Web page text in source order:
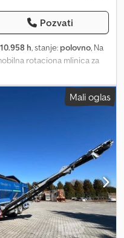
Pozvati
10.958 h, stanje: polovno, Na
rotaciona mlinica za
2003. Mašina je
mlinica Podaci o vozilu /
518 Profi Cjdpfx Ajzp H E
vozila: Radna mašina Tip
Doppstadt Serija: SM
W0952421533D07850
Tip pogona: Dizel
težina: 13.500 kg
na osovini 2:
rotacione mlinice: 30 x 30
mm Potporne noge
informacije = Tip
35 kW (47 KS) Sopstvena
Mali oglas